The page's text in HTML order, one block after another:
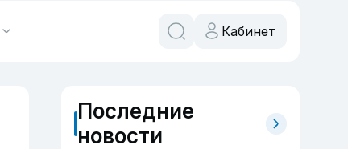
Кабинет
Последние
новости